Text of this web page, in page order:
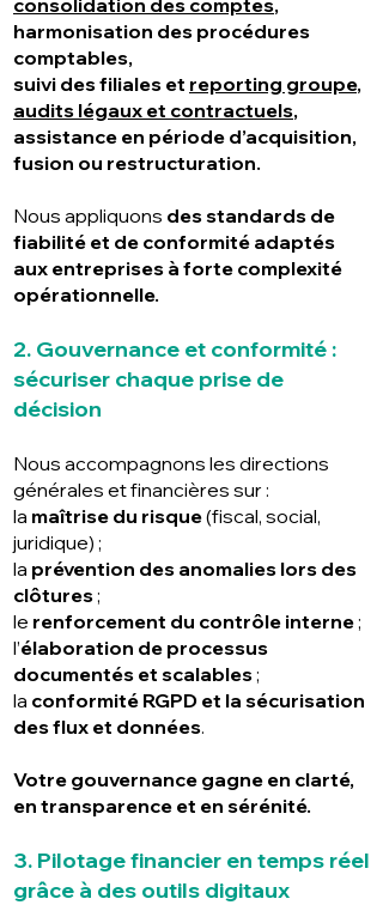
consolidation des comptes,
harmonisation des procédures
comptables,
suivi des filiales et reporting groupe,
audits légaux et contractuels,
assistance en période d’acquisition,
fusion ou restructuration.
Nous appliquons des standards de
fiabilité et de conformité adaptés
aux entreprises à forte complexité
opérationnelle.
2. Gouvernance et conformité :
sécuriser chaque prise de
décision
Nous accompagnons les directions
générales et financières sur :
la maîtrise du risque(fiscal, social,
juridique) ;
la prévention des anomalies lors des
clôtures;
le renforcement du contrôle interne;
l’élaboration de processus
documentés et scalables;
la conformité RGPD et la sécurisation
des flux et données.
Votre gouvernance gagne en clarté,
en transparence et en sérénité.
3. Pilotage financier en temps réel
grâce à des outils digitaux